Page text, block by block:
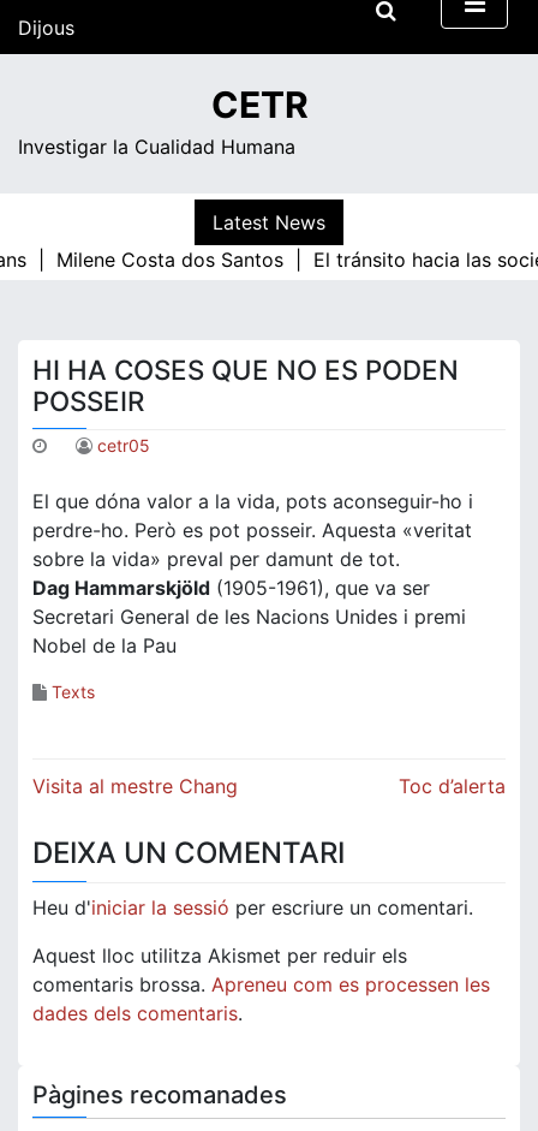
Dijous
CETR
Investigar la Cualidad Humana
Latest News
|
Milene Costa dos Santos | El tránsito hacia las
HI HA COSES QUE NO ES PODEN
POSSEIR
cetr05
El que dóna valor a la vida, pots aconseguir-ho i
perdre-ho. Però es pot posseir. Aquesta «veritat
sobre la vida» preval per damunt de tot.
Dag Hammarskjöld (1905-1961), que va ser
Secretari General de les Nacions Unides i premi
Nobel de la Pau
Texts
Navegació
Visita al mestre Chang Toc d’alerta
DEIXA UN COMENTARI
Heu d'iniciar la sessió per escriure un comentari.
Aquest lloc utilitza Akismet per reduir els
comentaris brossa. Apreneu com es processen les
dades dels comentaris.
Pàgines recomanades